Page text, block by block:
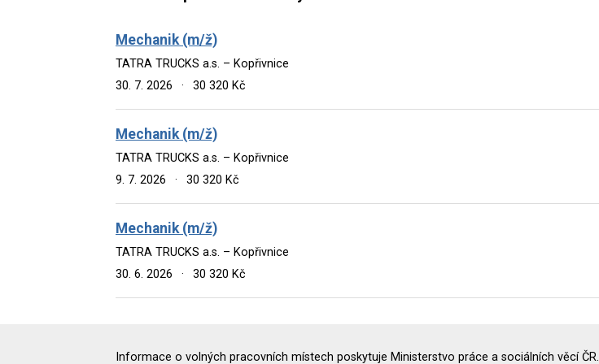
Mechanik (m/ž)
TATRA TRUCKS a.s. – Kopřivnice
30. 7. 2026
· 30 320 Kč
Mechanik (m/ž)
TATRA TRUCKS a.s. – Kopřivnice
9. 7. 2026
· 30 320 Kč
Mechanik (m/ž)
TATRA TRUCKS a.s. – Kopřivnice
30. 6. 2026
· 30 320 Kč
Informace o volných pracovních místech poskytuje Ministerstvo práce a sociálních věcí ČR.